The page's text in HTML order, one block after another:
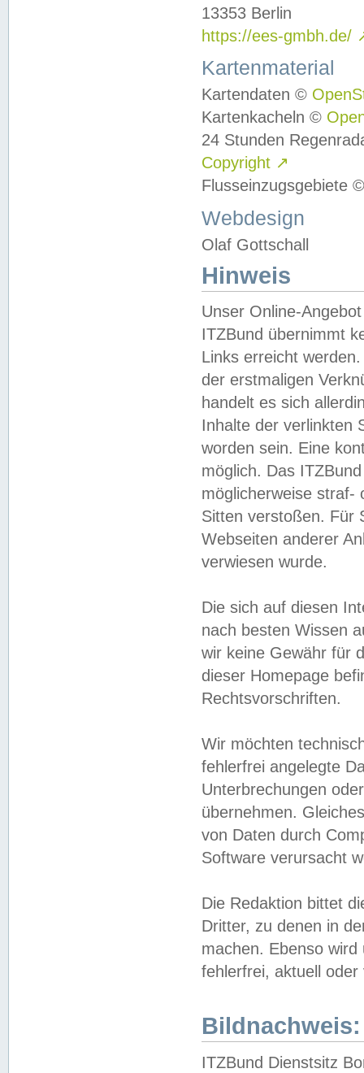
13353 Berlin
https://ees-gmbh.de/
Kartenmaterial
Kartendaten ©
Kartenkacheln ©
24 Stunden
Copyright ↗
Flusseinzugsgebiete
Webdesign
Olaf Gottschall
Hinweis
Unser Online-
ITZBund übernimmt
Links erreicht
der erstmaligen
handelt es sich
Inhalte der verlinkten
worden sein. Eine
möglich. Das
möglicherweise straf-
Sitten verstoßen. Für
Webseiten anderer
verwiesen wurde.
Die sich auf diesen
nach besten Wissen
wir keine Gewähr für
dieser Homepage
Rechtsvorschriften.
Wir möchten
fehlerfrei angelegte
Unterbrechungen
übernehmen.
von Daten durch
Software verursacht
Die Redaktion bittet
Dritter, zu denen in
machen. Ebenso
fehlerfrei, aktuell oder
Bildnachweis:
ITZBund Dienstsitz